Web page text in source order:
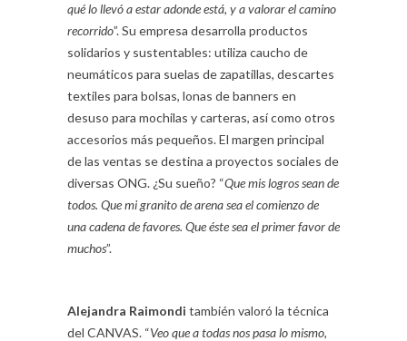
qué lo llevó a estar adonde está, y a valorar el camino
recorrido”. Su empresa desarrolla productos
solidarios y sustentables: utiliza caucho de
neumáticos para suelas de zapatillas, descartes
textiles para bolsas, lonas de banners en
desuso para mochilas y carteras, así como otros
accesorios más pequeños. El margen principal
de las ventas se destina a proyectos sociales de
diversas ONG. ¿Su sueño? “Que mis logros sean de
todos. Que mi granito de arena sea el comienzo de
una cadena de favores. Que éste sea el primer favor de
muchos”.
Alejandra Raimondi también valoró la técnica
del CANVAS. “Veo que a todas nos pasa lo mismo,